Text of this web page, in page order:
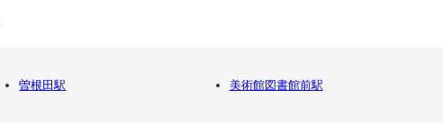
曽根田駅 美術館図書館前駅